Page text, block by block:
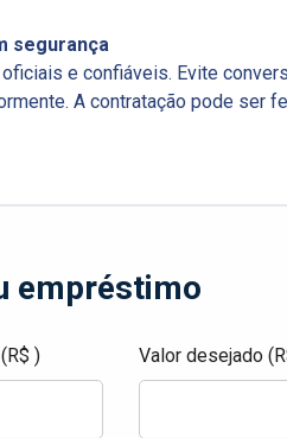
segurança
e confiáveis. Evite
A contratação pode ser
empréstimo
) Valor desejado